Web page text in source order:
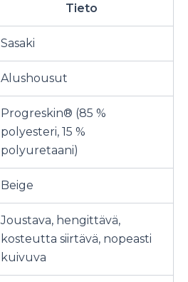
Tieto
Sasaki
Alushousut
Progreskin® (85 %
polyesteri, 15 %
polyuretaani)
Beige
Joustava, hengittävä,
kosteutta siirtävä, nopeasti
kuivuva